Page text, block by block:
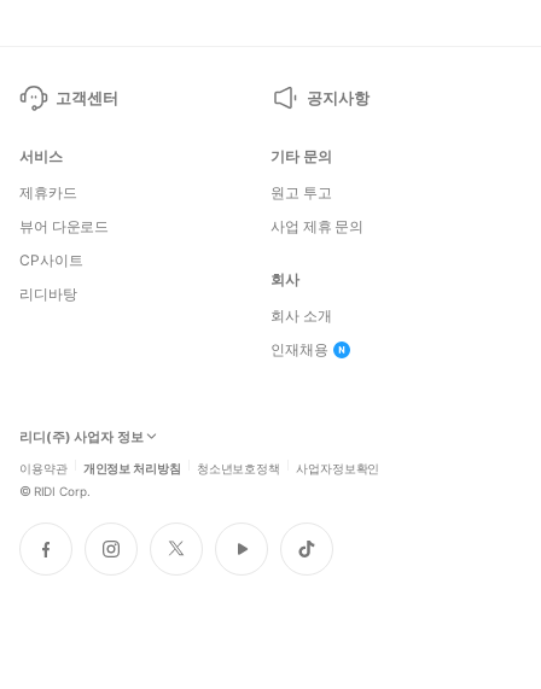
고객센터 공지사항
서비스
제휴카드
뷰어 다운로드
CP사이트
리디바탕
기타 문의
원고 투고
사업 제휴 문의
회사
회사 소개
인재채용
리디(주) 사업자 정보
이용약관 개인정보 처리방침 청소년보호정책 사업자정보확인
© RIDI Corp.
페
이
인
스
트
위
유
튜
틱
톡